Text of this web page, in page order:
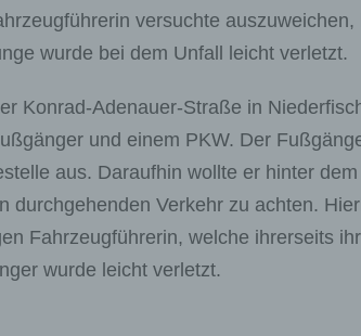
versuchte auszuweichen,
wurde bei dem Unfall leicht verletzt.
Konrad-Adenauer-Straße in
und einem PKW. Der
aus. Daraufhin wollte er hinter
durchgehenden Verkehr zu achten.
Fahrzeugführerin, welche ihrerseits
wurde leicht verletzt.